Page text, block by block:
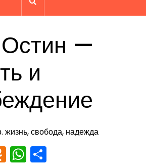
—
и
жизнь, свобода, надежда
Odnoklassniki
WhatsApp